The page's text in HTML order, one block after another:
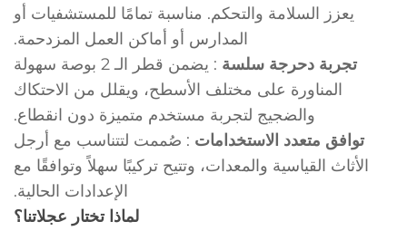
يعزز السلامة والتحكم. مناسبة تمامًا للمستشفيات أو
المدارس أو أماكن العمل المزدحمة.
تجربة دحرجة سلسة
: يضمن قطر الـ 2 بوصة سهولة
المناورة على مختلف الأسطح، ويقلل من الاحتكاك
والضجيج لتجربة مستخدم متميزة دون انقطاع.
توافق متعدد الاستخدامات : صُممت لتتناسب مع أرجل
الأثاث القياسية والمعدات، وتتيح تركيبًا سهلاً وتوافقًا مع
الإعدادات الحالية.
لماذا تختار عجلاتنا؟